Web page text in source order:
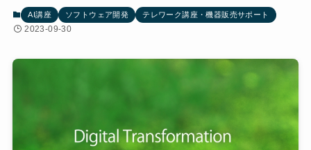
AI講座 ソフトウェア開発 テレワーク講座・機器販売サポート
2023-09-30